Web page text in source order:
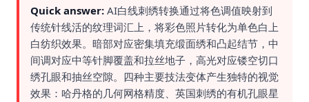
Quick answer: AI白线刺绣转换通过将色调值映射到
传统针线活的纹理词汇上，将彩色照片转化为单色白上
白纺织效果。暗部对应密集填充缎面绣和凸起结节，中
间调对应中等针脚覆盖和拉丝地子，高光对应镂空切口
绣孔眼和抽丝空隙。四种主要技法变体产生独特的视觉
效果：哈丹格的几何网格精度、英国刺绣的有机孔眼星